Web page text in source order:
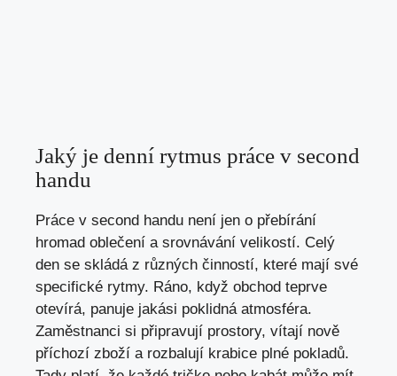
Jaký je denní rytmus práce v second
handu
Práce v second handu není jen o přebírání
hromad oblečení a srovnávání velikostí. Celý
den se skládá z různých činností, které mají své
specifické rytmy. Ráno, když obchod teprve
otevírá, panuje jakási poklidná atmosféra.
Zaměstnanci si připravují prostory, vítají nově
příchozí zboží a rozbalují krabice plné pokladů.